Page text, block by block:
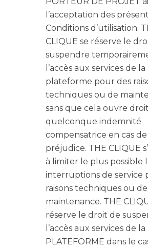
l’acceptation des
Conditions d’utilisation.
CLIQUE se réserve le
suspendre
l’accès aux services de la
plateforme pour des
techniques ou de
sans que cela ouvre
quelconque indemnité
compensatrice en cas de
préjudice. THE CLIQUE
à limiter le plus possible
interruptions de service
raisons techniques ou de
maintenance. THE
réserve le droit de
l’accès aux services de la
PLATEFORME dans le